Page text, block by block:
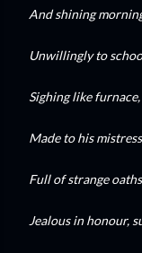
And shining
Unwillingly to
Sighing like
Made to his
Full of strange
Jealous in honour,